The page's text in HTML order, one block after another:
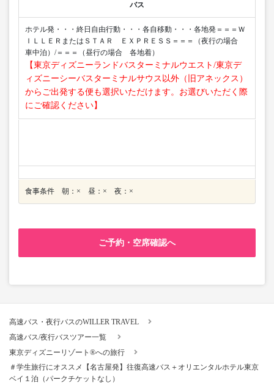
バス
ホテル発・・・終日自由行動・・・各自移動・・・各地発＝＝＝Ｗ
ＩＬＬＥＲまたはＳＴＡＲ ＥＸＰＲＥＳＳ＝＝＝（夜行の場合
車中泊）/＝＝＝（昼行の場合 各地着）
【東京ディズニーランドバスターミナルウエスト/東京デ
ィズニーシーバスターミナルサウス以外（旧アネックス）
からご出発する便も選択いただけます。お選びいただく際
にご確認ください】
食事条件 朝：× 昼：× 夜：×
ご予約・空席確認へ
高速バス・夜行バスのWILLER TRAVEL
高速バス/夜行バスツアー一覧
東京ディズニーリゾート®への旅行
＃学生旅行にオススメ【名古屋発】往復高速バス＋オリエンタルホテル東京
ベイ１泊（パークチケットなし）